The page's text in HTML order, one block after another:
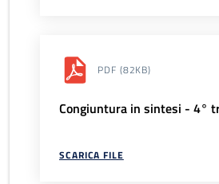
PDF (82KB)
Congiuntura in sintesi - 4°
SCARICA FILE